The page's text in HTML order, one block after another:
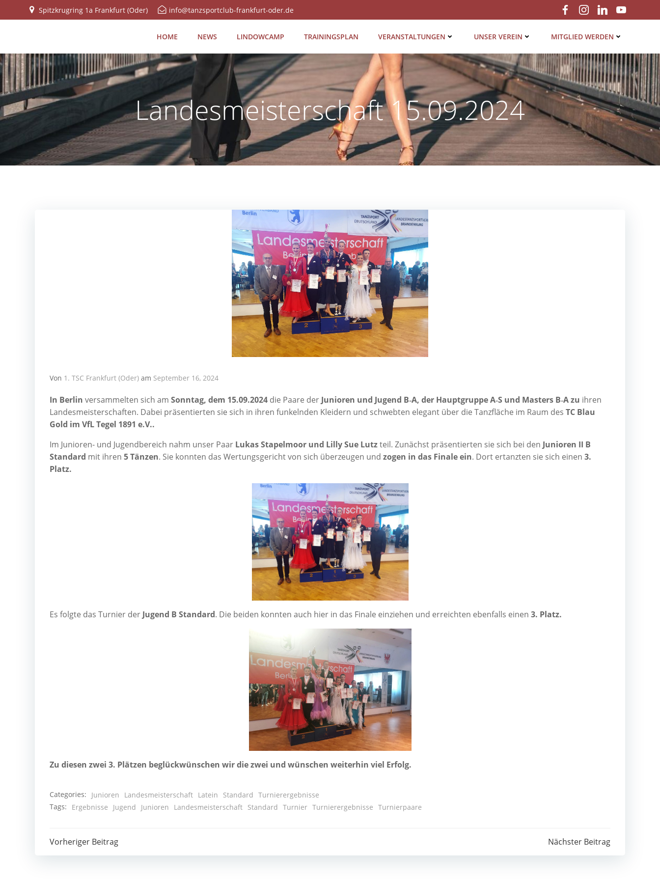
Inhalt
Spitzkrugring 1a Frankfurt (Oder) info@tanzsportclub-frankfurt-oder.de
HOME NEWS LIN­DOW­CAMP TRAI­NINGS­PLAN VER­AN­STAL­TUN­GEN UNSER VER­EIN MIT­GLIED WERDEN
Landesmeisterschaft 15.09.2024
Von 1. TSC Frankfurt (Oder) am September 16, 2024
In Ber­lin ver­sam­mel­ten sich am Sonn­tag, dem 15.09.2024 die Paa­re der Junio­ren und Jugend B‑A, der Haupt­grup­pe A‑S und Mas­ters B‑A zu ihren
Lan­des­meis­ter­schaf­ten. Dabei prä­sen­tier­ten sie sich in ihren fun­keln­den Klei­dern und schweb­ten ele­gant über die Tanz­flä­che im Raum des TC Blau
Gold im VfL Tegel 1891 e.V..
Im Junio­ren- und Jugend­be­reich nahm unser Paar Lukas Sta­pel­moor und Lil­ly Sue Lutzteil. Zunächst prä­sen­tier­ten sie sich bei den Junio­ren II B
Stan­dard mit ihren 5 Tän­zen. Sie konn­ten das Wer­tungs­ge­richt von sich über­zeu­gen und zogen in das Fina­le ein. Dort ertanz­ten sie sich einen 3.
Platz.
Es folg­te das Tur­nier der Jugend B Stan­dard. Die bei­den konn­ten auch hier in das Fina­le ein­zie­hen und erreich­ten eben­falls einen 3. Platz.
Zu die­sen zwei 3. Plät­zen beglück­wün­schen wir die zwei und wün­schen wei­ter­hin viel Erfolg.
Categories: Junioren Landesmeisterschaft Latein Standard Turnierergebnisse
Tags:
Ergebnisse Jugend Junioren Landesmeisterschaft Standard Turnier Turnierergebnisse Turnierpaare
Post
Vorheriger Beitrag Nächster Beitrag